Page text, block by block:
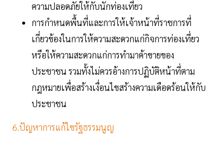
ความปลอดภัยให้กับนักท่องเที่ยว
การกำหนดพื้นที่และการให้เจ้าหน้าที่ราชการที่
เกี่ยวข้องในการให้ความสะดวกแก่กิจการท่องเที่ยว
หรือให้ความสะดวกแก่การทำมาค้าขายของ
ประชาชน รวมทั้งไม่ควรอ้างการปฏิบัติหน้าที่ตาม
กฎหมายเพื่อสร้างเงื่อนไขสร้างความเดือดร้อนให้กับ
ประชาชน
6.ปัญหาการแก้ไขรัฐธรรมนูญ